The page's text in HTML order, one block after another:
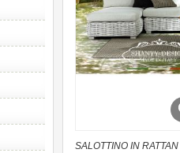
SALOTTINO IN